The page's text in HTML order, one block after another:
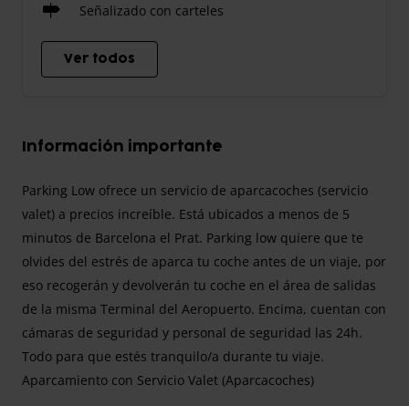
Señalizado con carteles
Ver todos
Información importante
Parking Low ofrece un servicio de aparcacoches (servicio
valet) a precios increíble. Está ubicados a menos de 5
minutos de Barcelona el Prat. Parking low quiere que te
olvides del estrés de aparca tu coche antes de un viaje, por
eso recogerán y devolverán tu coche en el área de salidas
de la misma Terminal del Aeropuerto. Encima, cuentan con
cámaras de seguridad y personal de seguridad las 24h.
Todo para que estés tranquilo/a durante tu viaje.
Aparcamiento con Servicio Valet (Aparcacoches)